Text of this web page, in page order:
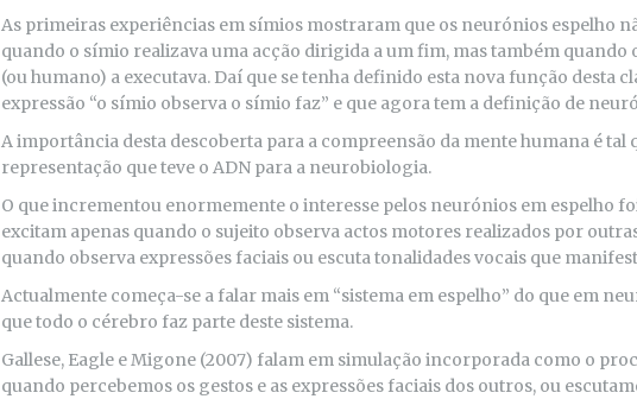
As primeiras experiências em símios mostraram que os neurónios espelho
quando o símio realizava uma acção dirigida a um fim, mas também quando
(ou humano) a executava. Daí que se tenha definido esta nova função desta
expressão “o símio observa o símio faz” e que agora tem a definição de
A importância desta descoberta para a compreensão da mente humana é tal
representação que teve o ADN para a neurobiologia.
O que incrementou enormemente o interesse pelos neurónios em espelho
excitam apenas quando o sujeito observa actos motores realizados por
quando observa expressões faciais ou escuta tonalidades vocais que
Actualmente começa-se a falar mais em “sistema em espelho” do que em
que todo o cérebro faz parte deste sistema.
Gallese, Eagle e Migone (2007) falam em simulação incorporada como o
quando percebemos os gestos e as expressões faciais dos outros, ou